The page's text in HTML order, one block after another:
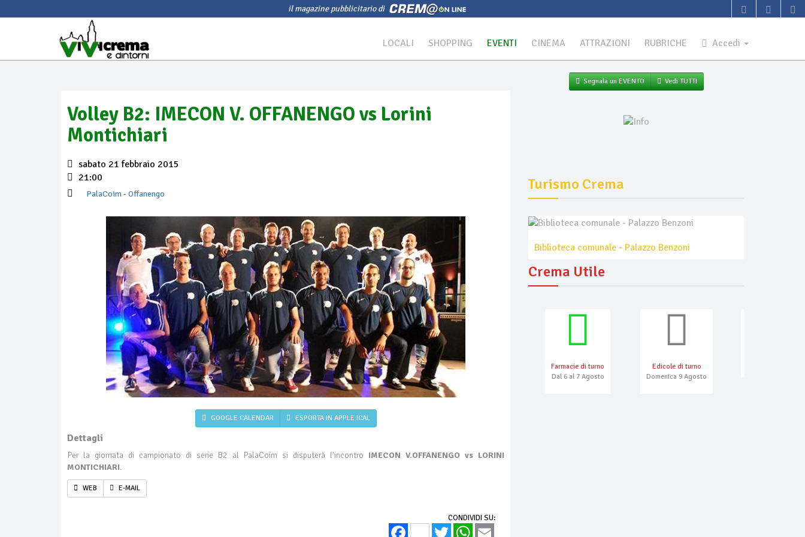
il magazine pubblicitario di
LOCALI SHOPPING EVENTI CINEMA ATTRAZIONI RUBRICHE Accedi
Volley B2: IMECON V. OFFANENGO vs Lorini
Montichiari
sabato 21 febbraio 2015
21:00
PalaCoim- Offanengo
GOOGLE CALENDAR ESPORTA IN APPLE ICAL
Dettagli
Per la giornata di campionato di serie B2 al PalaCoim si disputerà l'incontro IMECON V.OFFANENGO vs LORINI
MONTICHIARI.
WEB E-MAIL
CONDIVIDI SU:
FacebookTwitter WhatsApp
Segnala un EVENTO Vedi TUTTI
Turismo Crema
Biblioteca comunale - Palazzo Benzoni
Crema Utile
Farmacie di turno
Dal 6 al 7 Agosto
Edicole di turno
Domenica 9 Agosto